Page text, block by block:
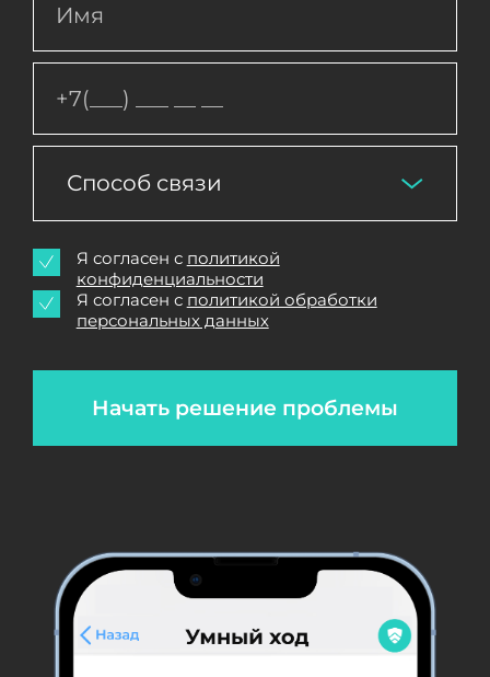
Способ связи
Начать решение проблемы
Я согласен с политикой
конфиденциальности
Я согласен с политикой обработки
персональных данных